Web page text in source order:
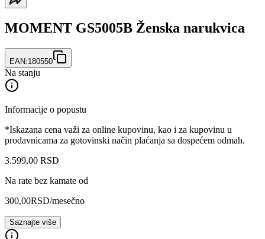
MOMENT GS5005B Ženska narukvica
EAN:180550
Na stanju
Informacije o popustu
*Iskazana cena važi za online kupovinu, kao i za kupovinu u
prodavnicama za gotovinski način plaćanja sa dospećem odmah.
3.599,00 RSD
Na rate bez kamate od
300,00RSD/mesečno
Saznajte više